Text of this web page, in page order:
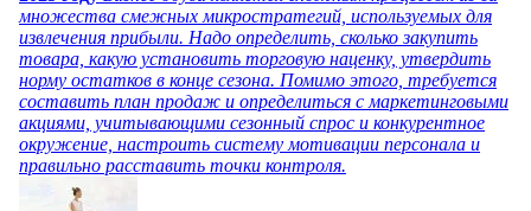
множества смежных микростратегий, используемых для
извлечения прибыли. Надо определить, сколько закупить
товара, какую установить торговую наценку, утвердить
норму остатков в конце сезона. Помимо этого, требуется
составить план продаж и определиться с маркетинговыми
акциями, учитывающими сезонный спрос и конкурентное
окружение, настроить систему мотивации персонала и
правильно расставить точки контроля.